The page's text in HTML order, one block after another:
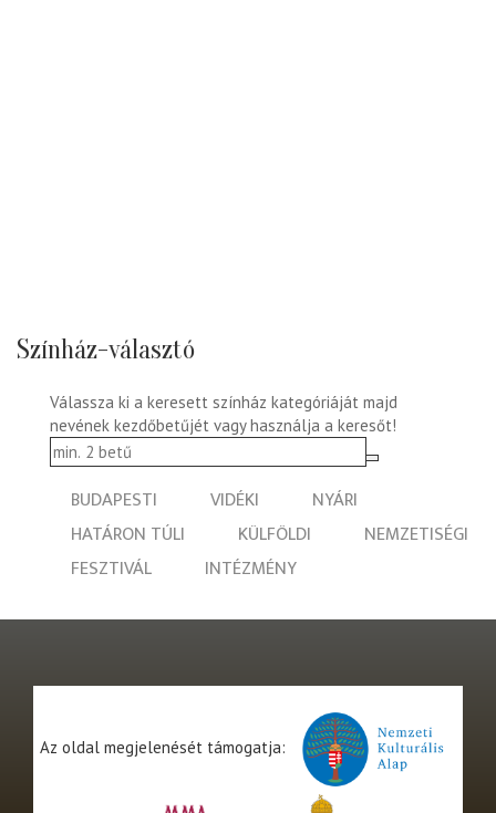
Színház-választó
Válassza ki a keresett színház kategóriáját majd
nevének kezdőbetűjét vagy használja a keresőt!
BUDAPESTI VIDÉKI
NYÁRI
HATÁRON TÚLI
KÜLFÖLDI
NEMZETISÉGI
FESZTIVÁL
INTÉZMÉNY
Az oldal megjelenését támogatja: